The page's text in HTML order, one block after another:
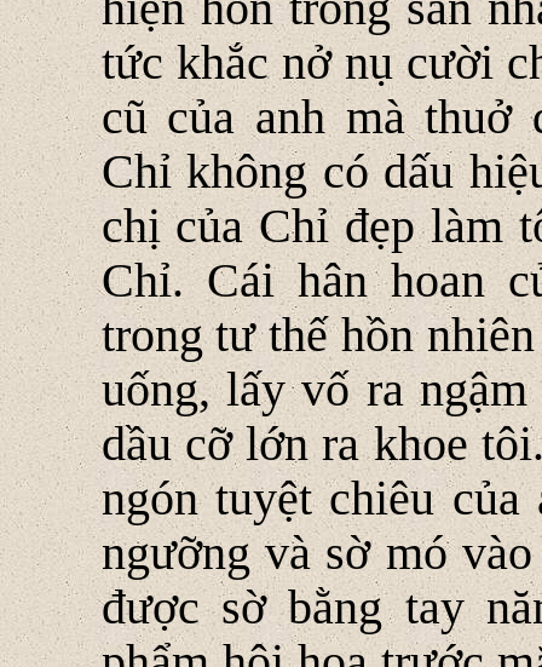
tức khắc nở nụ cười
cũ của anh mà
Chỉ không có dấu
chị của Chỉ đẹp làm
Chỉ. Cái hân hoan
trong tư thế hồn
uống, lấy vố ra
dầu cỡ lớn ra khoe
ngón tuyệt chiêu
ngưỡng và sờ mó
được sờ bằng tay